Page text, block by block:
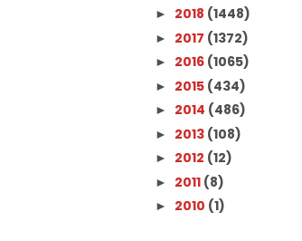
► 2018 (1448)
► 2017 (1372)
► 2016 (1065)
► 2015 (434)
► 2014 (486)
► 2013 (108)
► 2012 (12)
► 2011 (8)
► 2010 (1)